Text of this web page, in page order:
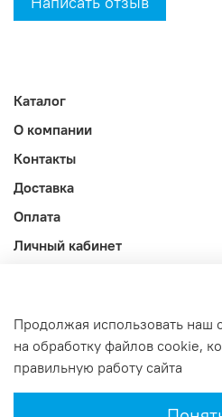
Каталог
О компании
Контакты
Доставка
Оплата
Личный кабинет
Оферта и политика
Интернет-магазин создан на InSales
Продолжая использовать наш
на обработку файлов cookie,
правильную работу сайта